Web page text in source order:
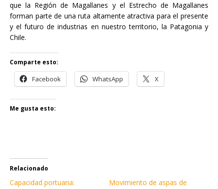
que la Región de Magallanes y el Estrecho de Magallanes
forman parte de una ruta altamente atractiva para el presente
y el futuro de industrias en nuestro territorio, la Patagonia y
Chile.
Comparte esto:
Facebook WhatsApp X
Me gusta esto:
Relacionado
Capacidad portuaria:
Movimiento de aspas de